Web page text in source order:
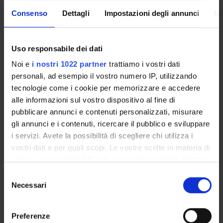
Consenso Dettagli Impostazioni degli annunci
Uso responsabile dei dati
Noi e i nostri 1022 partner trattiamo i vostri dati
personali, ad esempio il vostro numero IP, utilizzando
tecnologie come i cookie per memorizzare e accedere
alle informazioni sul vostro dispositivo al fine di
pubblicare annunci e contenuti personalizzati, misurare
gli annunci e i contenuti, ricercare il pubblico e sviluppare
i servizi. Avete la possibilità di scegliere chi utilizza i
vostri dati e per quali scopi. Le vostre scelte in materia di
modificare o revocare il proprio consenso in qualsiasi
momento dalla Dichiarazione sui cookie o facendo clic
delNecessari
Preferenze
Degree Programme
Notices
Governing bodies
Rete formativa
OFFERTA FORMATIVA
CORSI DI LAUREA
CORSI DI LAUREA MAGISTRALE